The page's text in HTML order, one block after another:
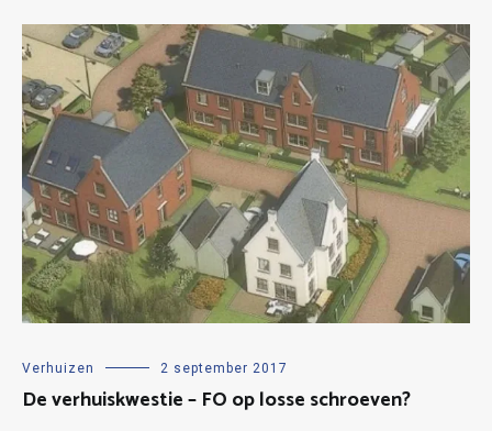
Verhuizen 2 september 2017
De verhuiskwestie – FO op losse schroeven?